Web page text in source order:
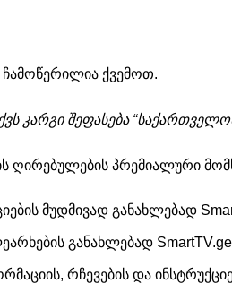
ქვემოთ.
კარგი შეფასება
ღირებულების პრემიალური
მუდმივად განახლებად
განახლებად
რჩევების და